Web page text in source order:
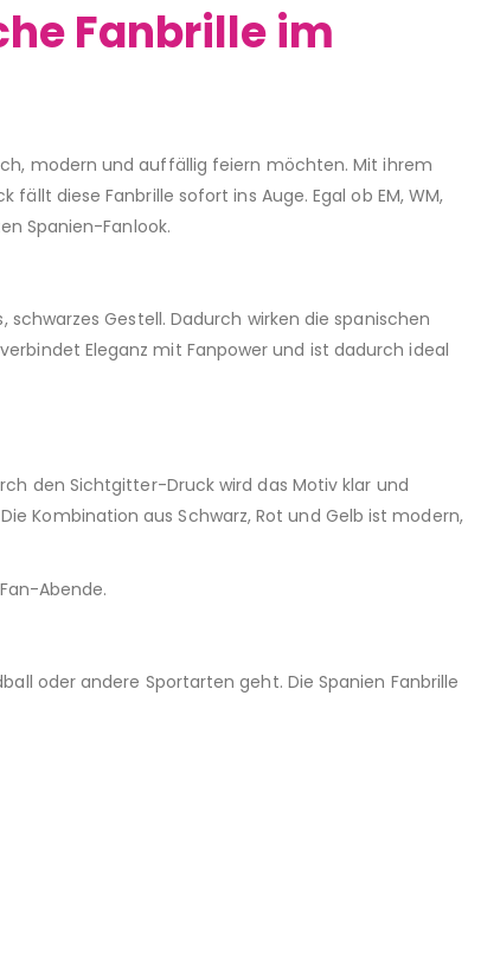
Fanbrille im
modern und auffällig feiern möchten. Mit ihrem
diese Fanbrille sofort ins Auge. Egal ob EM, WM,
Spanien-Fanlook.
Gestell. Dadurch wirken die spanischen
verbindet Eleganz mit Fanpower und ist dadurch ideal
den Sichtgitter-Druck wird das Motiv klar und
Kombination aus Schwarz, Rot und Gelb ist modern,
Abende.
oder andere Sportarten geht. Die Spanien Fanbrille